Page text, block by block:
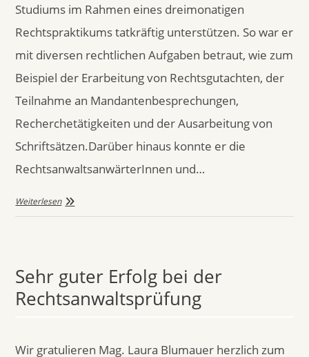
Studiums im Rahmen eines dreimonatigen
Rechtspraktikums tatkräftig unterstützen. So war er
mit diversen rechtlichen Aufgaben betraut, wie zum
Beispiel der Erarbeitung von Rechtsgutachten, der
Teilnahme an Mandantenbesprechungen,
Recherchetätigkeiten und der Ausarbeitung von
Schriftsätzen.Darüber hinaus konnte er die
RechtsanwaltsanwärterInnen und…
Weiterlesen
Sehr guter Erfolg bei der
Rechtsanwaltsprüfung
Wir gratulieren Mag. Laura Blumauer herzlich zum